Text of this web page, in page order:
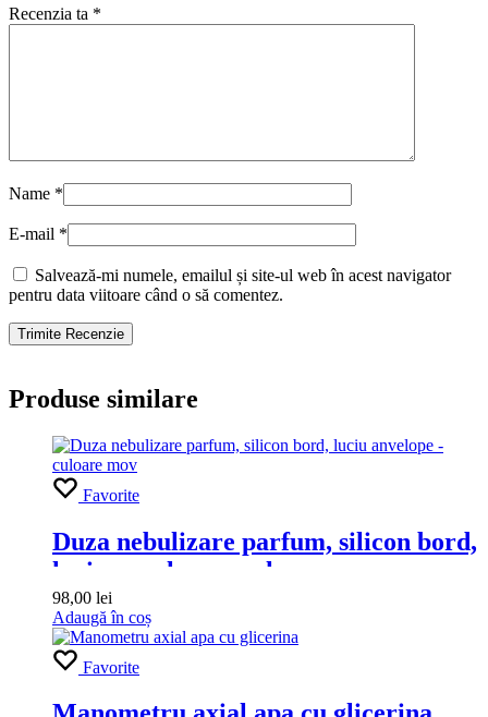
Produse similare
Favorite
Duza nebulizare parfum, silicon bord,
luciu anvelope – culoare mov
98,00 lei
Adaugă în coș
Favorite
Recenzia ta *
Name *
E-mail *
Salvează-mi numele, emailul și site-ul web în acest navigator
pentru data viitoare când o să comentez.